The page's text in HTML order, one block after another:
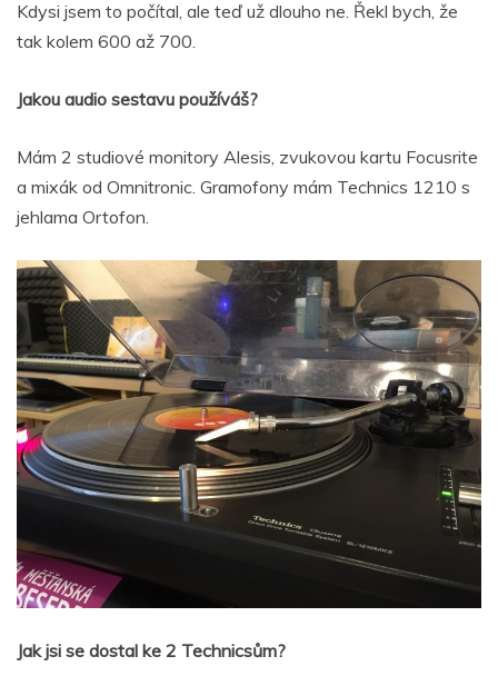
Kdysi jsem to počítal, ale teď už dlouho ne. Řekl bych, že
tak kolem 600 až 700.
Jakou audio sestavu používáš?
Mám 2 studiové monitory Alesis, zvukovou kartu Focusrite
a mixák od Omnitronic. Gramofony mám Technics 1210 s
jehlama Ortofon.
Jak jsi se dostal ke 2 Technicsům?